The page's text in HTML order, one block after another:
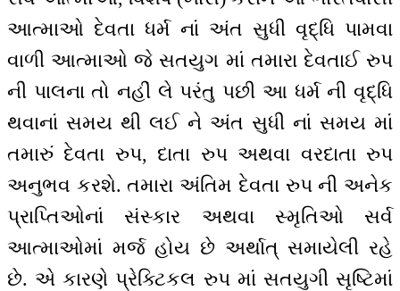
આત્માઓ દેવતા ધર્મ નાં અંત સુધી વૃદ્ધિ પામવા
વાળી આત્માઓ જે સતયુગ માં તમારા દેવતાઈ રુપ
ની પાલના તો નહીં લે પરંતુ પછી આ ધર્મ ની વૃદ્ધિ
થવાનાં સમય થી લઈ ને અંત સુધી નાં સમય માં
તમારું દેવતા રુપ, દાતા રુપ અથવા વરદાતા રુપ
અનુભવ કરશે. તમારા અંતિમ દેવતા રુપ ની અનેક
પ્રાપ્તિઓનાં સંસ્કાર અથવા સ્મૃતિઓ સર્વ
આત્માઓમાં મર્જ હોય છે અર્થાત્ સમાયેલી રહે
છે. એ કારણે પ્રેક્ટિકલ રુપ માં સતયુગી સૃષ્ટિમાં